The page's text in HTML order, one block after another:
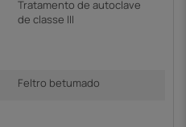
Tratamento de autoclave
de classe III
Feltro betumado